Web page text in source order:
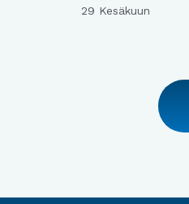
29 Kesäkuun